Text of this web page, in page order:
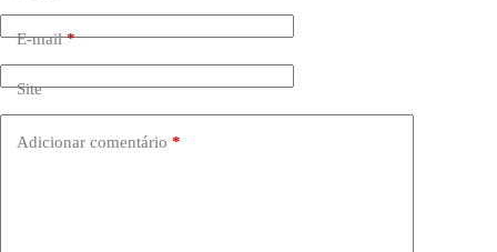
E-mail*
Site
Adicionar comentário *